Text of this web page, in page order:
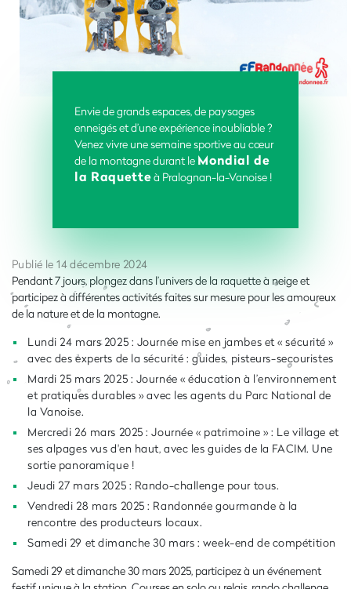
Envie de grands espaces, de paysages
enneigés et d’une expérience inoubliable ?
Venez vivre une semaine sportive au cœur
de la montagne durant le Mondial de
la Raquetteà Pralognan-la-Vanoise !
Publié le 14 décembre 2024
Pendant 7 jours, plongez dans l’univers de la raquette à neige et
participez à différentes activités faites sur mesure pour les amoureux
de la nature et de la montagne.
Lundi 24 mars 2025 : Journée mise en jambes et « sécurité »
avec des experts de la sécurité : guides, pisteurs-secouristes
Mardi 25 mars 2025 : Journée « éducation à l’environnement
et pratiques durables » avec les agents du Parc National de
la Vanoise.
Mercredi 26 mars 2025 : Journée « patrimoine » : Le village et
ses alpages vus d'en haut, avec les guides de la FACIM. Une
sortie panoramique !
Jeudi 27 mars 2025 : Rando-challenge pour tous.
Vendredi 28 mars 2025 : Randonnée gourmande à la
rencontre des producteurs locaux.
Samedi 29 et dimanche 30 mars : week-end de compétition
Samedi 29 et dimanche 30 mars 2025, participez à un événement